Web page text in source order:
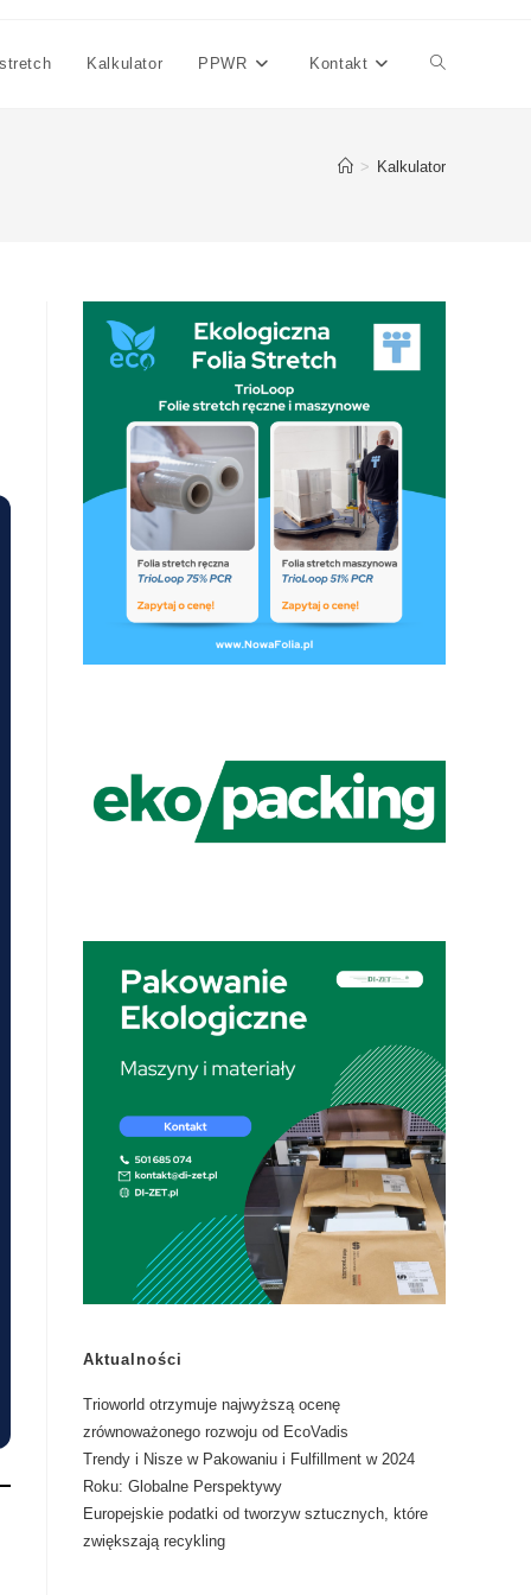
Kalkulator PPWR Kontakt Toggle
> Kalkulator
Aktualności
​Trioworld otrzymuje najwyższą ocenę
zrównoważonego rozwoju od EcoVadis
​Trendy i Nisze w Pakowaniu i Fulfillment w 2024
Roku: Globalne Perspektywy
​Europejskie podatki od tworzyw sztucznych, które
zwiększają recykling